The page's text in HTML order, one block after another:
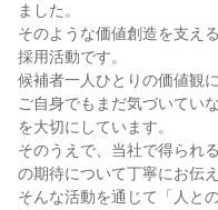
ました。
そのような価値創造を支え
採用活動です。
候補者一人ひとりの価値観
ご自身でもまだ気づいてい
を大切にしています。
そのうえで、当社で得られ
の期待について丁寧にお伝
そんな活動を通じて「人と